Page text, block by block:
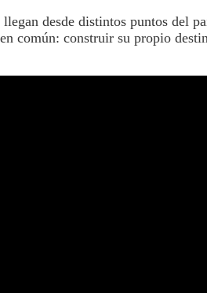
desde distintos puntos del
común: construir su propio